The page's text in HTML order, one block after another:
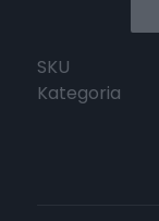
oświetlenia
Light
Bee
SKU
Kategoria